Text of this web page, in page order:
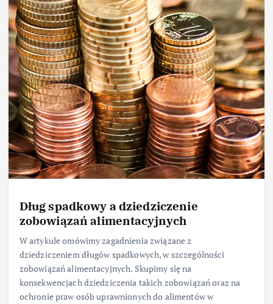
Dług spadkowy a dziedziczenie
zobowiązań alimentacyjnych
W artykule omówimy zagadnienia związane z
dziedziczeniem długów spadkowych, w szczególności
zobowiązań alimentacyjnych. Skupimy się na
konsekwencjach dziedziczenia takich zobowiązań oraz na
ochronie praw osób uprawnionych do alimentów w